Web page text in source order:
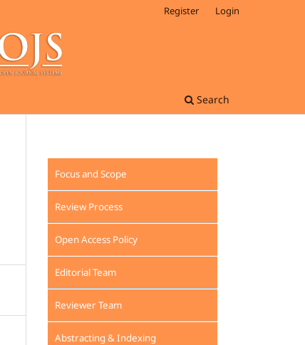
Search
Register Login
Focus and Scope
Review Process
Open Access Policy
Editorial Team
Reviewer Team
Abstracting & Indexing